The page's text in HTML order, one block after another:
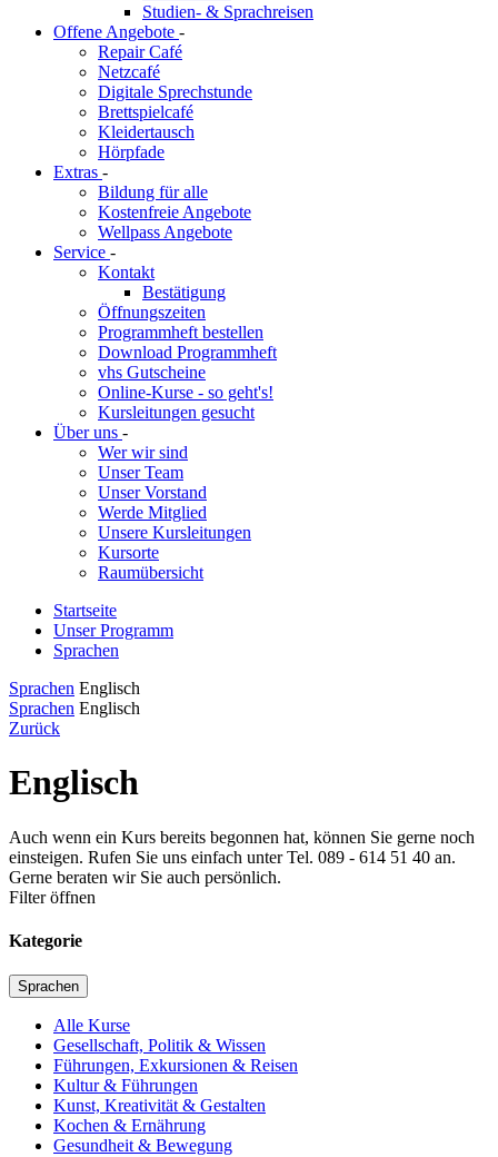
Studien- & Sprachreisen
Offene Angebote -
Repair Café
Netzcafé
Digitale Sprechstunde
Brettspielcafé
Kleidertausch
Hörpfade
Extras -
Bildung für alle
Kostenfreie Angebote
Wellpass Angebote
Service -
Kontakt
Bestätigung
Öffnungszeiten
Programmheft bestellen
Download Programmheft
vhs Gutscheine
Online-Kurse - so geht's!
Kursleitungen gesucht
Über uns -
Wer wir sind
Unser Team
Unser Vorstand
Werde Mitglied
Unsere Kursleitungen
Kursorte
Raumübersicht
Startseite
Unser Programm
Sprachen
Sprachen Englisch
Sprachen Englisch
Zurück
Englisch
Auch wenn ein Kurs bereits begonnen hat, können Sie gerne noch
einsteigen. Rufen Sie uns einfach unter Tel. 089 - 614 51 40 an.
Gerne beraten wir Sie auch persönlich.
Filter öffnen
Kategorie
Sprachen
Alle Kurse
Gesellschaft, Politik & Wissen
Führungen, Exkursionen & Reisen
Kultur & Führungen
Kunst, Kreativität & Gestalten
Kochen & Ernährung
Gesundheit & Bewegung